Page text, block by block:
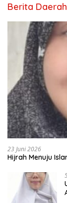
Berita Daerah
23 Juni 2026
Hijrah Menuju